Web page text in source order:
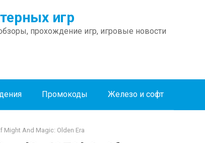
игр
прохождение игр, игровые новости
Промокоды Железо и софт
And Magic: Olden Era